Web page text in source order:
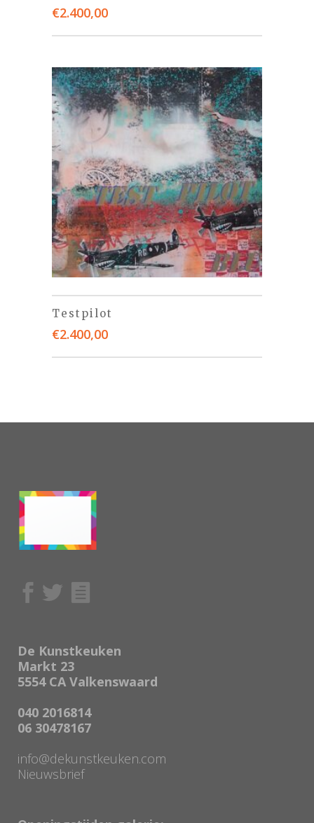
€2.400,00
Testpilot
€2.400,00
De Kunstkeuken
Markt 23
5554 CA Valkenswaard
040 2016814
06 30478167
info@dekunstkeuken.com
Nieuwsbrief